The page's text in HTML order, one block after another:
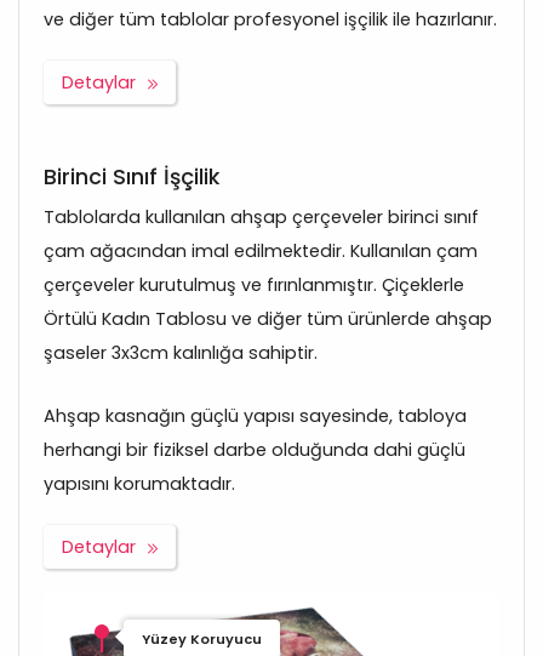
ve diğer tüm tablolar profesyonel işçilik ile hazırlanır.
Detaylar
Birinci Sınıf İşçilik
Tablolarda kullanılan ahşap çerçeveler birinci sınıf
çam ağacından imal edilmektedir. Kullanılan çam
çerçeveler kurutulmuş ve fırınlanmıştır. Çiçeklerle
Örtülü Kadın Tablosu ve diğer tüm ürünlerde ahşap
şaseler 3x3cm kalınlığa sahiptir.
Ahşap kasnağın güçlü yapısı sayesinde, tabloya
herhangi bir fiziksel darbe olduğunda dahi güçlü
yapısını korumaktadır.
Detaylar
Yüzey Koruyucu